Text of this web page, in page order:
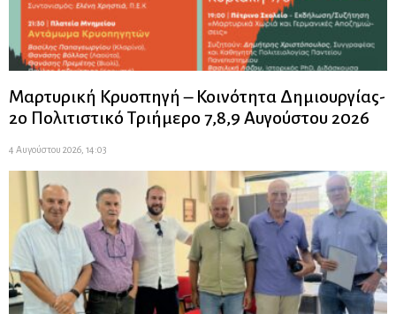
Μαρτυρική Κρυοπηγή – Κοινότητα Δημιουργίας-
2ο Πολιτιστικό Τριήμερο 7,8,9 Αυγούστου 2026
4 Αυγούστου 2026, 14:03